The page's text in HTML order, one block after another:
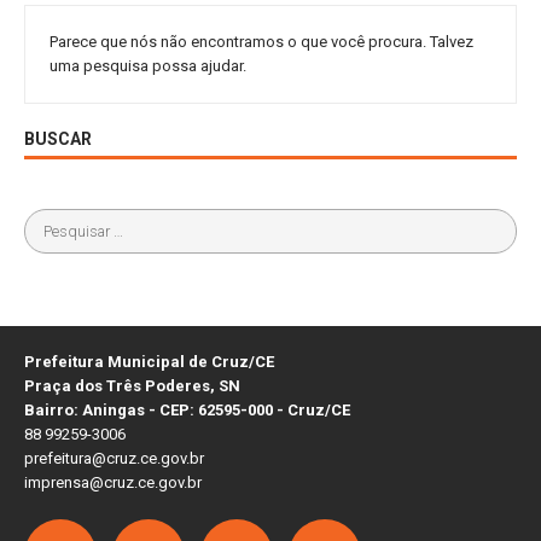
Parece que nós não encontramos o que você procura. Talvez
uma pesquisa possa ajudar.
BUSCAR
Prefeitura Municipal de Cruz/CE
Praça dos Três Poderes, SN
Bairro: Aningas - CEP: 62595-000 - Cruz/CE
88 99259-3006
prefeitura@cruz.ce.gov.br
imprensa@cruz.ce.gov.br